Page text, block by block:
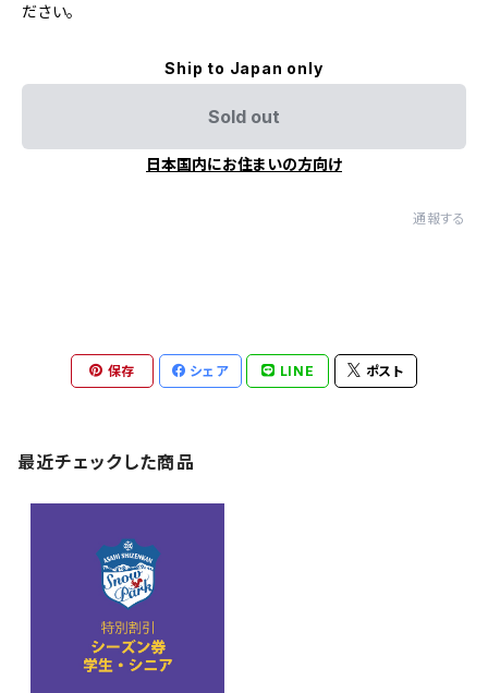
ださい。
Ship to Japan only
Sold out
日本国内にお住まいの方向け
通報する
保存 シェア LINE ポスト
最近チェックした商品